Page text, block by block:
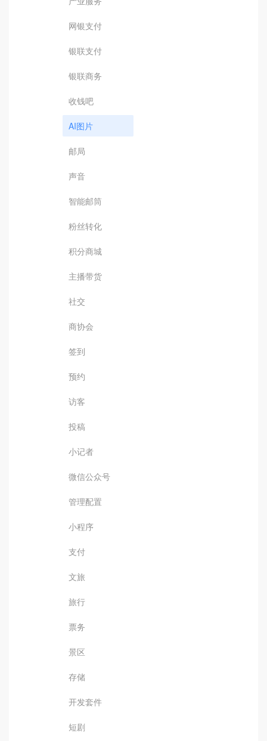
网银支付
银联支付
银联商务
收钱吧
AI图片
邮局
声音
智能邮筒
粉丝转化
积分商城
主播带货
社交
商协会
签到
预约
访客
投稿
小记者
微信公众号
管理配置
小程序
支付
文旅
旅行
票务
景区
存储
开发套件
短剧